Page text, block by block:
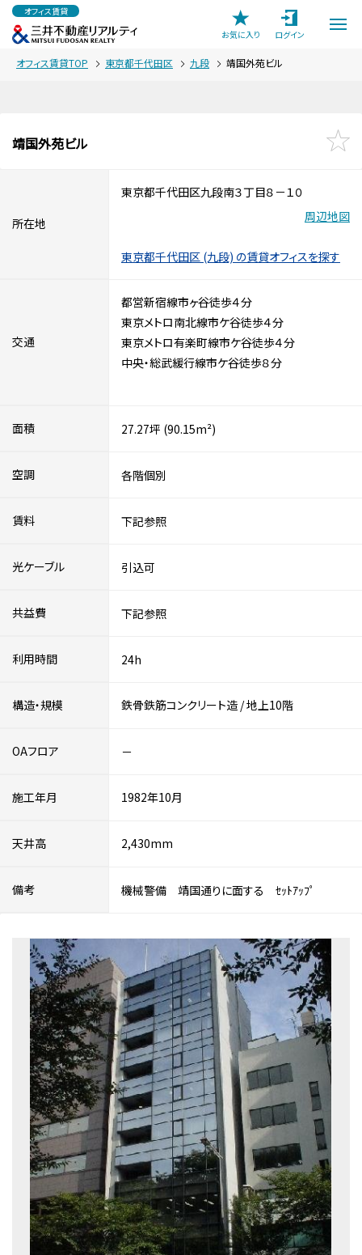
オフィス賃貸
お気に入り
ログイン
オフィス賃貸TOP 東京都千代田区 九段 靖国外苑ビル
靖国外苑ビル
所在地
東京都千代田区九段南３丁目８－１０
周辺地図
東京都千代田区 (九段) の賃貸オフィスを探す
交通
都営新宿線市ヶ谷徒歩４分
東京メトロ南北線市ケ谷徒歩４分
東京メトロ有楽町線市ケ谷徒歩４分
中央・総武緩行線市ケ谷徒歩８分
面積 27.27坪 (90.15m²)
空調 各階個別
賃料 下記参照
光ケーブル 引込可
共益費 下記参照
利用時間 24h
構造・規模 鉄骨鉄筋コンクリート造 /地上10階
OAフロア －
施工年月 1982年10月
天井高 2,430mm
備考 機械警備 靖国通りに面する ｾｯﾄｱｯﾌﾟ